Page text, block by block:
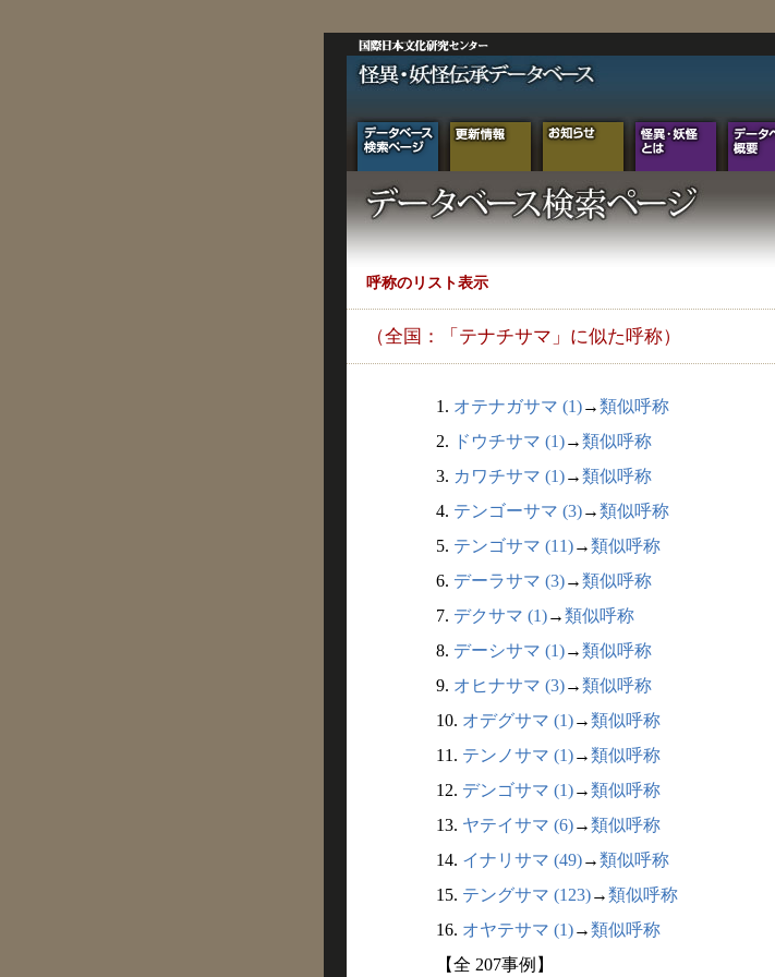
呼称のリスト表示
（全国：「テナチサマ」に似た呼称）
1. オテナガサマ (1)→類似呼称
2. ドウチサマ (1)→類似呼称
3. カワチサマ (1)→類似呼称
4. テンゴーサマ (3)→類似呼称
5. テンゴサマ (11)→類似呼称
6. デーラサマ (3)→類似呼称
7. デクサマ (1)→類似呼称
8. デーシサマ (1)→類似呼称
9. オヒナサマ (3)→類似呼称
10. オデグサマ (1)→類似呼称
11. テンノサマ (1)→類似呼称
12. デンゴサマ (1)→類似呼称
13. ヤテイサマ (6)→類似呼称
14. イナリサマ (49)→類似呼称
15. テングサマ (123)→類似呼称
16. オヤテサマ (1)→類似呼称
【全 207事例】